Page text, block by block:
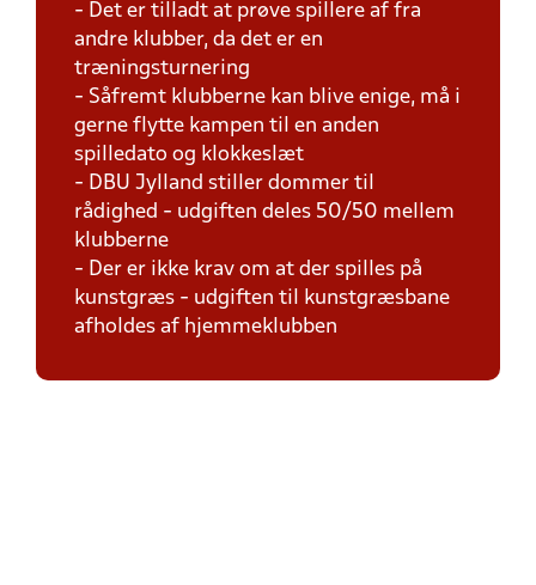
- Det er tilladt at prøve spillere af fra
andre klubber, da det er en
træningsturnering
- Såfremt klubberne kan blive enige, må i
gerne flytte kampen til en anden
spilledato og klokkeslæt
- DBU Jylland stiller dommer til
rådighed - udgiften deles 50/50 mellem
klubberne
- Der er ikke krav om at der spilles på
kunstgræs - udgiften til kunstgræsbane
afholdes af hjemmeklubben